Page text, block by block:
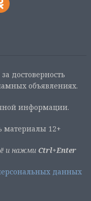
достоверность
объявлениях.
информации.
материалы 12+
и нажми Ctrl+Enter
данных